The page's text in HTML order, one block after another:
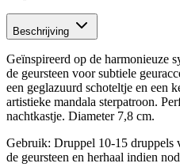
Beschrijving
Geïnspireerd op de harmonieuze
de geursteen voor subtiele
een geglazuurd schoteltje en een
artistieke mandala sterpatroon.
nachtkastje. Diameter 7,8 cm.
Gebruik: Druppel 10-15 druppels
de geursteen en herhaal indien